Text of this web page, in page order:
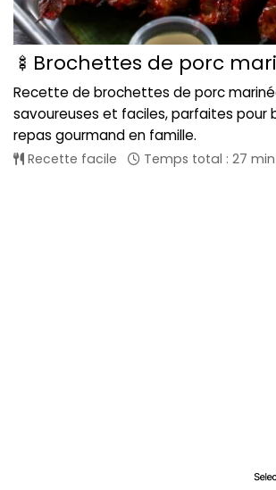
🍢Brochettes de porc
Recette de brochettes de porc
savoureuses et faciles, parfaites pour
repas gourmand en famille.
Recette facile Temps total : 27 min